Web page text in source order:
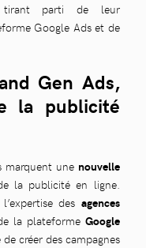
tirant parti de leur
Google Ads et de
Gen Ads,
la publicité
marquent une nouvelle
la publicité en ligne.
des agences
la plateforme Google
créer des campagnes